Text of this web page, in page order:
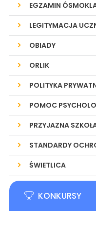
EGZAMIN
LEGITYMACJA
OBIADY
ORLIK
POLITYKA
POMOC
PRZYJAZNA
STANDARDY
ŚWIETLICA
KONKURSY